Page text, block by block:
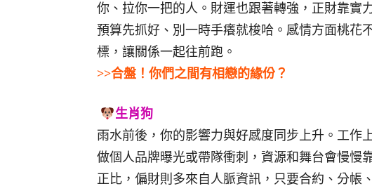
你、拉你一把的人。財運也跟著轉強，正財靠實
預算先抓好、別一時手癢就梭哈。感情方面桃花
標，讓關係一起往前跑。
>>合盤！你們之間有相戀的緣份？
生肖狗
雨水前後，你的影響力與好感度同步上升。工作
做個人品牌曝光或帶隊衝刺，資源和舞台會慢慢
正比，偏財則多來自人脈資訊，只要合約、分帳